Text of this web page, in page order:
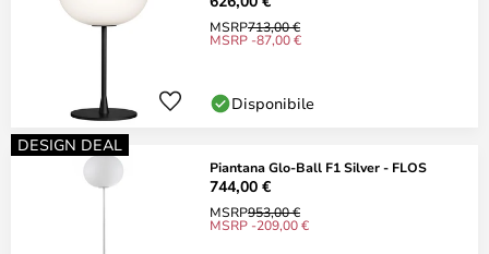
MSRP713,00 €
MSRP -87,00 €
Disponibile
DESIGN DEAL
Piantana Glo-Ball F1 Silver - FLOS
744,00 €
MSRP953,00 €
MSRP -209,00 €